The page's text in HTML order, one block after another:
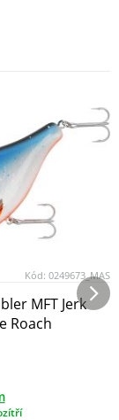
Kód: 0249673_MAS
MFT Jerk
Roach